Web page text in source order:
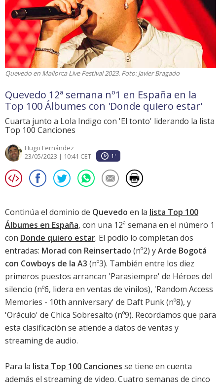
Quevedo en Mallorca Live Festival 2023. Foto: Javier Bragado
Quevedo 12ª semana nº1 en España en la
Top 100 Álbumes con 'Donde quiero estar'
Cuarta junto a Lola Indigo con 'El tonto' liderando la lista
Top 100 Canciones
Hugo Fernández
23/05/2023 | 10:41 CET
1'
Continúa el dominio de Quevedo en la lista Top 100
Álbumes en España, con una 12ª semana en el número 1
con Donde quiero estar. El podio lo completan dos
entradas: Morad con Reinsertado (nº2) yArde Bogotá
con Cowboys de la A3 (nº3). También entre los diez
primeros puestos arrancan 'Parasiempre' de Héroes del
silencio (nº6, lidera en ventas de vinilos), 'Random Access
Memories - 10th anniversary' de Daft Punk (nº8), y
'Oráculo' de Chica Sobresalto (nº9). Recordamos que para
esta clasificación se atiende a datos de ventas y
streaming de audio.
Para la lista Top 100 Canciones se tiene en cuenta
además el streaming de video. Cuatro semanas de cinco